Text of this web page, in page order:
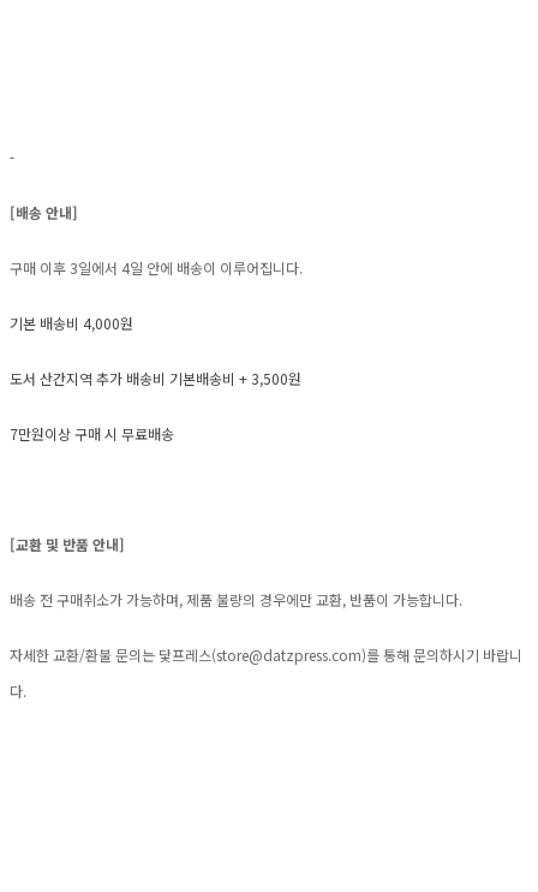
-
[배송 안내]
구매 이후 3일에서 4일 안에 배송이 이루어집니다.
기본 배송비 4,000원
도서 산간지역 추가 배송비 기본배송비 + 3,500원
7만원이상 구매 시 무료배송
[교환 및 반품 안내]
배송 전 구매취소가 가능하며, 제품 불량의 경우에만 교환, 반품이 가능합니다.
자세한 교환/환불 문의는 닻프레스(store@datzpress.com)를 통해 문의하시기 바랍니
다.